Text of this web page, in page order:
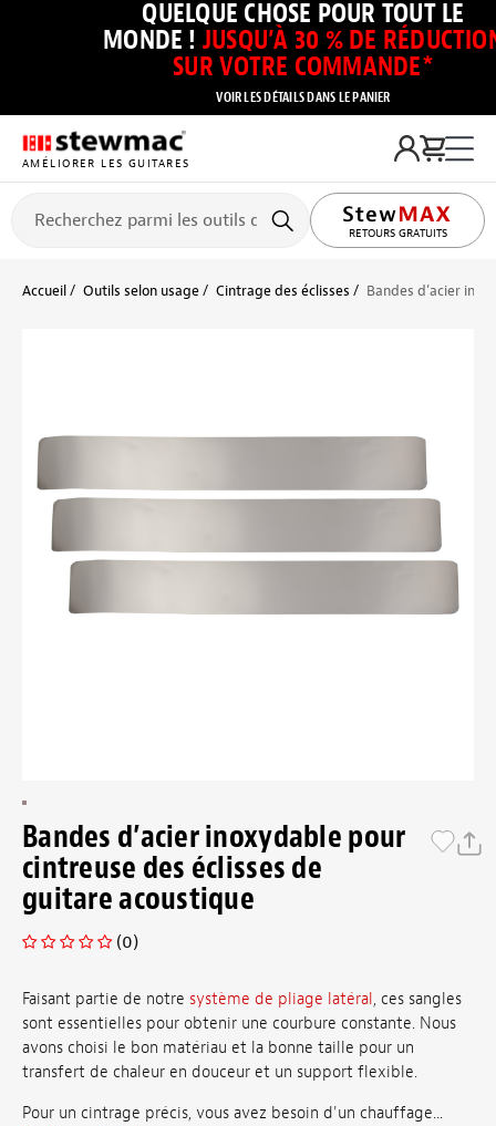
QUELQUE CHOSE POUR TOUT LE
MONDE ! JUSQU’À 30 % DE
SUR VOTRE COMMANDE*
VOIR LES DÉTAILS DANS LE PANIER
AMÉLIORER LES GUITARES
RETOURS GRATUITS
Accueil Outils selon usage Cintrage des éclisses Bandes d’acier
Bandes d’acier inoxydable pour
cintreuse des éclisses de
guitare acoustique
(0)
Faisant partie de notre système de pliage latéral, ces sangles
sont essentielles pour obtenir une courbure constante. Nous
avons choisi le bon matériau et la bonne taille pour un
transfert de chaleur en douceur et un support flexible.
Pour un cintrage précis, vous avez besoin d'un chauffage...